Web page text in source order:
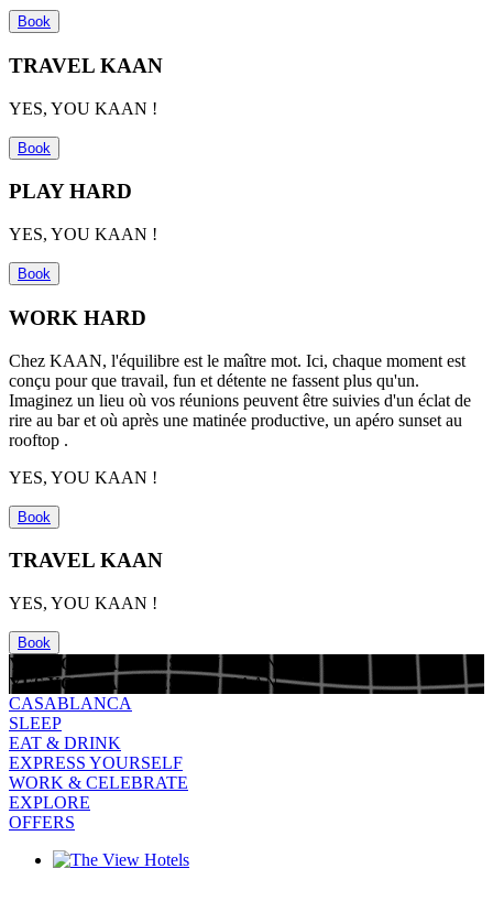
Book
TRAVEL KAAN
YES, YOU KAAN !
Book
PLAY HARD
YES, YOU KAAN !
Book
WORK HARD
Chez KAAN, l'équilibre est le maître mot. Ici, chaque moment est
conçu pour que travail, fun et détente ne fassent plus qu'un.
Imaginez un lieu où vos réunions peuvent être suivies d'un éclat de
rire au bar et où après une matinée productive, un apéro sunset au
rooftop .
YES, YOU KAAN !
Book
TRAVEL KAAN
YES, YOU KAAN !
Book
YES YOU KAAN
YES YOU KAAN
YES YOU KAAN
YES YOU KAAN
CASABLANCA
SLEEP
EAT & DRINK
EXPRESS YOURSELF
WORK & CELEBRATE
EXPLORE
OFFERS